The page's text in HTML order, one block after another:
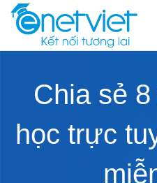
Chia sẻ
học trực